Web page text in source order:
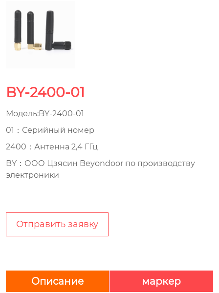
BY-2400-01
Модель:BY-2400-01
01：Серийный номер
2400：Антенна 2,4 ГГц
BY：ООО Цзясин Beyondoor по производству
электроники
Отправить заявку
Описание маркер